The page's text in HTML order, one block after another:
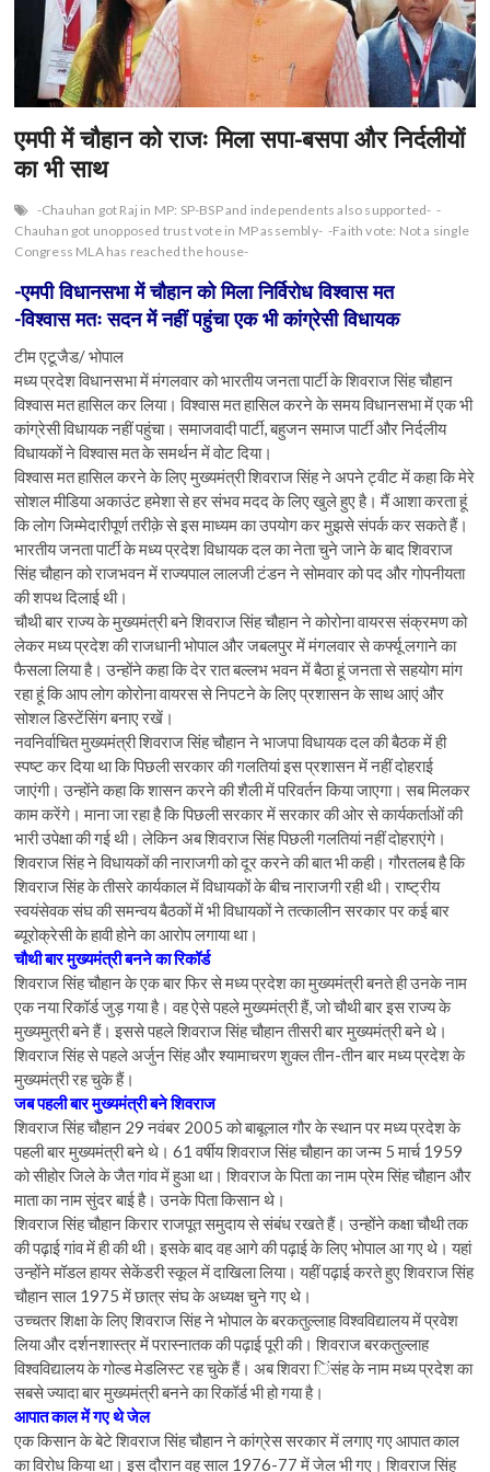
एमपी में चौहान को राजः मिला सपा-बसपा और निर्दलीयों
का भी साथ
-Chauhan got Raj in MP: SP-BSP and independents also supported- -
Chauhan got unopposed trust vote in MP assembly- -Faith vote: Not a single
Congress MLA has reached the house-
-एमपी विधानसभा में चौहान को मिला निर्विरोध विश्वास मत
-विश्वास मतः सदन में नहीं पहुंचा एक भी कांग्रेसी विधायक
टीम एटूजैड/ भोपाल
मध्य प्रदेश विधानसभा में मंगलवार को भारतीय जनता पार्टी के शिवराज सिंह चौहान
विश्वास मत हासिल कर लिया। विश्वास मत हासिल करने के समय विधानसभा में एक भी
कांग्रेसी विधायक नहीं पहुंचा। समाजवादी पार्टी, बहुजन समाज पार्टी और निर्दलीय
विधायकों ने विश्‍वास मत के समर्थन में वोट दिया।
विश्वास मत हासिल करने के लिए मुख्‍यमंत्री शिवराज सिंह ने अपने ट्वीट में कहा कि मेरे
सोशल मीडिया अकाउंट हमेशा से हर संभव मदद के लिए खुले हुए है। मैं आशा करता हूं
कि लोग जिम्मेदारीपूर्ण तरीक़े से इस माध्यम का उपयोग कर मुझसे संपर्क कर सकते हैं।
भारतीय जनता पार्टी के मध्य प्रदेश विधायक दल का नेता चुने जाने के बाद शिवराज
सिंह चौहान को राजभवन में राज्यपाल लालजी टंडन ने सोमवार को पद और गोपनीयता
की शपथ दिलाई थी।
चौथी बार राज्‍य के मुख्‍यमंत्री बने शिवराज सिंह चौहान ने कोरोना वायरस संक्रमण को
लेकर मध्य प्रदेश की राजधानी भोपाल और जबलपुर में मंगलवार से कर्फ्यू लगाने का
फैसला लिया है। उन्‍होंने कहा कि देर रात बल्लभ भवन में बैठा हूं जनता से सहयोग मांग
रहा हूं कि आप लोग कोरोना वायरस से निपटने के लिए प्रशासन के साथ आएं और
सोशल डिस्टेंसिंग बनाए रखें।
नवनिर्वाचित मुख्यमंत्री शिवराज सिंह चौहान ने भाजपा विधायक दल की बैठक में ही
स्पष्ट कर दिया था कि पिछली सरकार की गलतियां इस प्रशासन में नहीं दोहराई
जाएंगी। उन्‍होंने कहा कि शासन करने की शैली में परिवर्तन किया जाएगा। सब मिलकर
काम करेंगे। माना जा रहा है कि पिछली सरकार में सरकार की ओर से कार्यकर्ताओं की
भारी उपेक्षा की गई थी। लेकिन अब शिवराज सिंह पिछली गलतियां नहीं दोहराएंगे।
शिवराज सिंह ने विधायकों की नाराजगी को दूर करने की बात भी कही। गौरतलब है कि
शिवराज सिंह के तीसरे कार्यकाल में विधायकों के बीच नाराजगी रही थी। राष्ट्रीय
स्वयंसेवक संघ की समन्वय बैठकों में भी विधायकों ने तत्कालीन सरकार पर कई बार
ब्यूरोक्रेसी के हावी होने का आरोप लगाया था।
चौथी बार मुख्यमंत्री बनने का रिकॉर्ड
शिवराज सिंह चौहान के एक बार फिर से मध्य प्रदेश का मुख्यमंत्री बनते ही उनके नाम
एक नया रिकॉर्ड जुड़ गया है। वह ऐसे पहले मुख्यमंत्री हैं, जो चौथी बार इस राज्य के
मुख्यमुत्री बने हैं। इससे पहले शिवराज सिंह चौहान तीसरी बार मुख्यमंत्री बने थे।
शिवराज सिंह से पहले अर्जुन सिंह और श्यामाचरण शुक्ल तीन-तीन बार मध्य प्रदेश के
मुख्यमंत्री रह चुके हैं।
जब पहली बार मुख्यमंत्री बने शिवराज
शिवराज सिंह चौहान 29 नवंबर 2005 को बाबूलाल गौर के स्थान पर मध्य प्रदेश के
पहली बार मुख्यमंत्री बने थे। 61 वर्षीय शिवराज सिंह चौहान का जन्म 5 मार्च 1959
को सीहोर जिले के जैत गांव में हुआ था। शिवराज के पिता का नाम प्रेम सिंह चौहान और
माता का नाम सुंदर बाई है। उनके पिता किसान थे।
शिवराज सिंह चौहान किरार राजपूत समुदाय से संबंध रखते हैं। उन्होंने कक्षा चौथी तक
की पढ़ाई गांव में ही की थी। इसके बाद वह आगे की पढ़ाई के लिए भोपाल आ गए थे। यहां
उन्होंने मॉडल हायर सेकेंडरी स्कूल में दाखिला लिया। यहीं पढ़ाई करते हुए शिवराज सिंह
चौहान साल 1975 में छात्र संघ के अध्यक्ष चुने गए थे।
उच्चतर शिक्षा के लिए शिवराज सिंह ने भोपाल के बरकतुल्लाह विश्वविद्यालय में प्रवेश
लिया और दर्शनशास्त्र में परास्नातक की पढ़ाई पूरी की। शिवराज बरकतुल्लाह
विश्वविद्यालय के गोल्ड मेडलिस्ट रह चुके हैं। अब शिवरा िंसंह के नाम मध्य प्रदेश का
सबसे ज्यादा बार मुख्यमंत्री बनने का रिकॉर्ड भी हो गया है।
आपात काल में गए थे जेल
एक किसान के बेटे शिवराज सिंह चौहान ने कांग्रेस सरकार में लगाए गए आपात काल
का विरोध किया था। इस दौरान वह साल 1976-77 में जेल भी गए। शिवराज सिंह